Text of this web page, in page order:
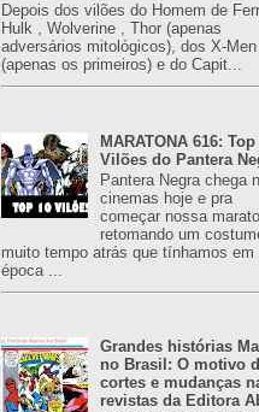
Depois dos vilões do Homem de
Hulk , Wolverine , Thor (apenas
adversários mitológicos), dos X-Men
(apenas os primeiros) e do Capit...
MARATONA 616: Top
Vilões do Pantera
Pantera Negra chega
cinemas hoje e pra
começar nossa
retomando um
muito tempo atrás que tínhamos em
época ...
Grandes histórias
no Brasil: O motivo
cortes e mudanças
revistas da Editora